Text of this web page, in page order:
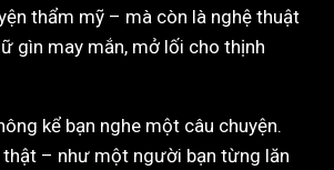
thẩm mỹ – mà còn là nghệ thuật
gìn may mắn, mở lối cho thịnh
kể bạn nghe một câu chuyện.
thật – như một người bạn từng lăn